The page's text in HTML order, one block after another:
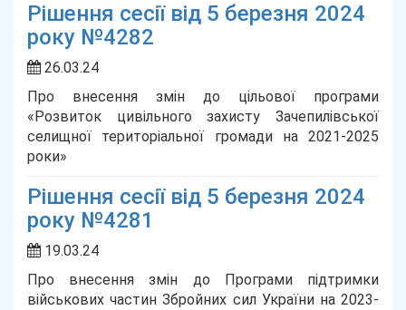
Рішення сесії від 5 березня 2024
року №4282
26.03.24
Про внесення змін до цільової програми
«Розвиток цивільного захисту Зачепилівської
селищної територіальної громади на 2021-2025
роки»
Рішення сесії від 5 березня 2024
року №4281
19.03.24
Про внесення змін до Програми підтримки
військових частин Збройних сил України на 2023-